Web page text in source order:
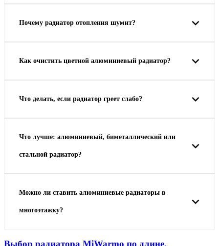
Почему радиатор отопления шумит?
Как очистить цветной алюминиевый радиатор?
Что делать, если радиатор греет слабо?
Что лучше: алюминиевый, биметаллический или
стальной радиатор?
Можно ли ставить алюминиевые радиаторы в
многоэтажку?
Выбор радиатора MiWarmo по длине,